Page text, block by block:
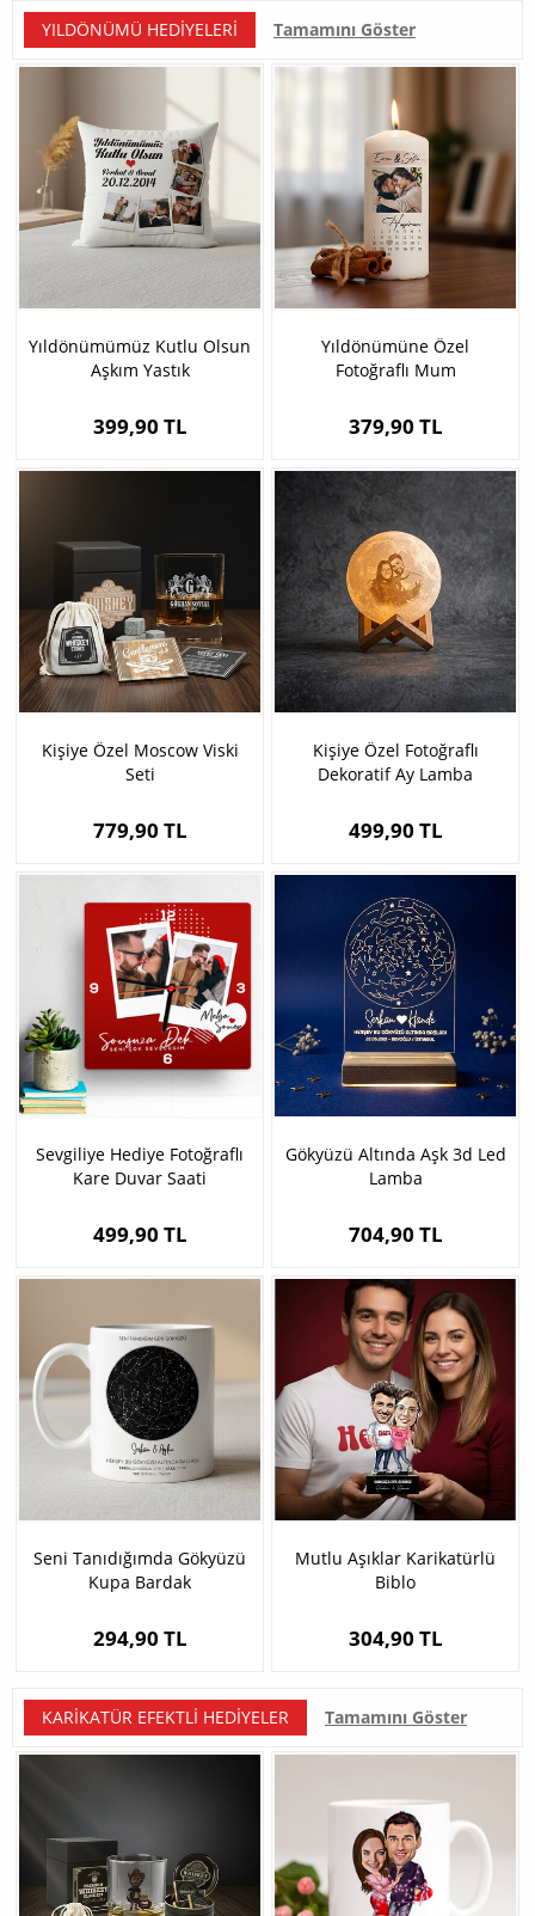
YILDÖNÜMÜ HEDIYELERI Tamamını Göster
Yıldönümümüz Kutlu Olsun
Aşkım Yastık
399,90 TL
Yıldönümüne Özel
Fotoğraflı Mum
379,90 TL
Kişiye Özel Moscow Viski
Seti
779,90 TL
Kişiye Özel Fotoğraflı
Dekoratif Ay Lamba
499,90 TL
Sevgiliye Hediye Fotoğraflı
Kare Duvar Saati
499,90 TL
Gökyüzü Altında Aşk 3d Led
Lamba
704,90 TL
Seni Tanıdığımda Gökyüzü
Kupa Bardak
294,90 TL
Mutlu Aşıklar Karikatürlü
Biblo
304,90 TL
KARIKATÜR EFEKTLI HEDIYELER Tamamını Göster